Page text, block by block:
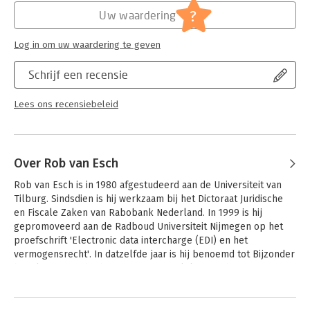
elektronisch betalingsverkeer in zijn/haar praktijk. Advocaten,
bedrijfsjuristen van betaaldienstverleners, leden van de
rechterlijke macht en financiële toezichthouders doen dan ook
hun voordeel met dit complete en actuele overzicht.
Betalingsverkeer, wissel- en
Serie:
Schrijf een recensie
Lees ons recensiebeleid
Uw waardering ?
Log in om uw waardering te geven
Over Rob van Esch
Rob van Esch is in 1980 afgestudeerd aan de Universiteit van
Tilburg. Sindsdien is hij werkzaam bij het Dictoraat Juridische
en Fiscale Zaken van Rabobank Nederland. In 1999 is hij
gepromoveerd aan de Radboud Universiteit Nijmegen op het
proefschrift 'Electronic data intercharge (EDI) en het
vermogensrecht'. In datzelfde jaar is hij benoemd tot Bijzonder
verbonden als adviseur aan het advocatenkantoor NautaDutilh.